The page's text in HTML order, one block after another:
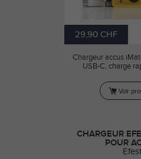
29,90 CHF
Chargeur accus
USB-C, charge
Voir
CHARGEUR
POUR
Efest